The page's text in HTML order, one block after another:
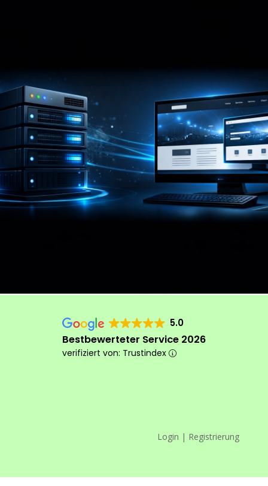
5.0
Bestbewerteter Service 2026
verifiziert von: Trustindex
Login | Registrierung